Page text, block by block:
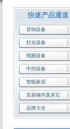
快速产品通道
音响设备
灯光设备
视频设备
中控设备
智能家居
安装辅件及其它
品牌大全